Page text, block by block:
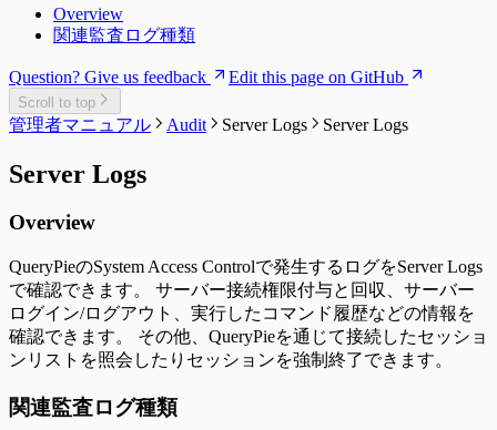
Overview
関連監査ログ種類
Question? Give us feedback Edit this page on GitHub
Scroll to top
管理者マニュアル Audit Server Logs Server Logs
Server Logs
Overview
QueryPieのSystem Access Controlで発生するログをServer Logs
で確認できます。 サーバー接続権限付与と回収、サーバー
ログイン/ログアウト、実行したコマンド履歴などの情報を
確認できます。 その他、QueryPieを通じて接続したセッショ
ンリストを照会したりセッションを強制終了できます。
関連監査ログ種類